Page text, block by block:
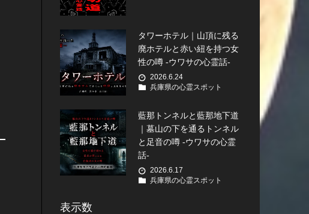
タワーホテル｜山頂に残る
廃ホテルと赤い紐を持つ女
性の噂 -ウワサの心霊話-
2026.6.24
兵庫県の心霊スポット
藍那トンネルと藍那地下道
｜墓山の下を通るトンネル
と足音の噂 -ウワサの心霊
話-
2026.6.17
兵庫県の心霊スポット
表示数